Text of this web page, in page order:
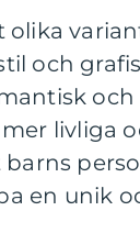
och
livliga
en unik